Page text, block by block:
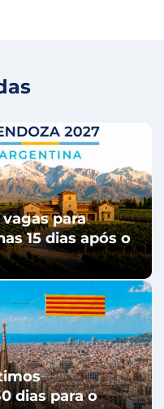
para
15 dias após o
dias para o